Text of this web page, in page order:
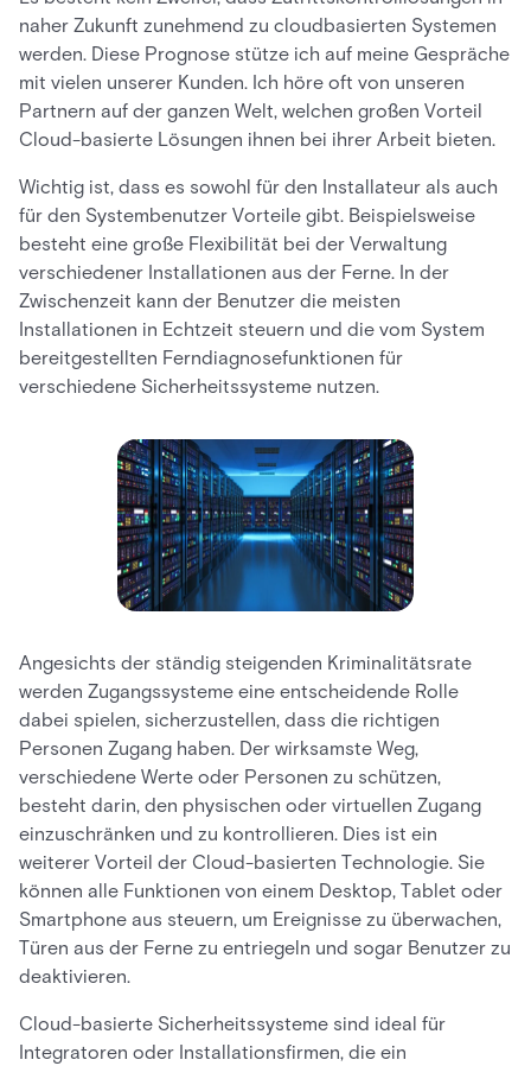
naher Zukunft zunehmend zu cloudbasierten Systemen
werden. Diese Prognose stütze ich auf meine Gespräche
mit vielen unserer Kunden. Ich höre oft von unseren
Partnern auf der ganzen Welt, welchen großen Vorteil
Cloud-basierte Lösungen ihnen bei ihrer Arbeit bieten.
Wichtig ist, dass es sowohl für den Installateur als auch
für den Systembenutzer Vorteile gibt. Beispielsweise
besteht eine große Flexibilität bei der Verwaltung
verschiedener Installationen aus der Ferne. In der
Zwischenzeit kann der Benutzer die meisten
Installationen in Echtzeit steuern und die vom System
bereitgestellten Ferndiagnosefunktionen für
verschiedene Sicherheitssysteme nutzen.
Angesichts der ständig steigenden Kriminalitätsrate
werden Zugangssysteme eine entscheidende Rolle
dabei spielen, sicherzustellen, dass die richtigen
Personen Zugang haben. Der wirksamste Weg,
verschiedene Werte oder Personen zu schützen,
besteht darin, den physischen oder virtuellen Zugang
einzuschränken und zu kontrollieren. Dies ist ein
weiterer Vorteil der Cloud-basierten Technologie. Sie
können alle Funktionen von einem Desktop, Tablet oder
Smartphone aus steuern, um Ereignisse zu überwachen,
Türen aus der Ferne zu entriegeln und sogar Benutzer zu
deaktivieren.
Cloud-basierte Sicherheitssysteme sind ideal für
Integratoren oder Installationsfirmen, die ein